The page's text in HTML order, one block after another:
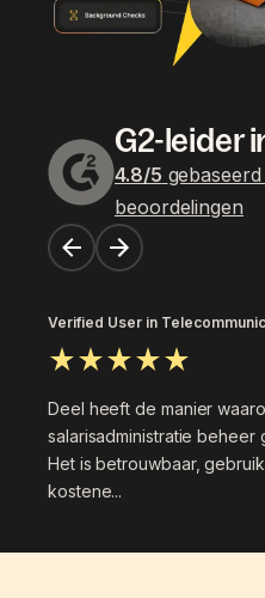
G2-leider
4.8/5
beoordelingen
Verified User in
Deel heeft de manier
salarisadministratie beheer
Het is betrouwbaar,
kostene...